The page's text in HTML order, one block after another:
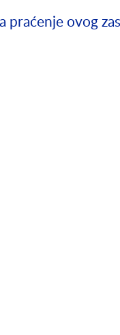
praćenje ovog